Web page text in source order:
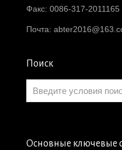
Факс: 0086-317-2011165
Почта:
Поиск
Основные ключевые